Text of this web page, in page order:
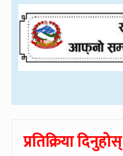
प्रतिक्रिया दिनुहोस्